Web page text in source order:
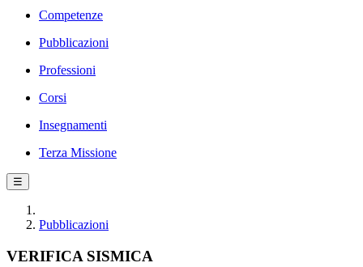
Competenze
Pubblicazioni
Professioni
Corsi
Insegnamenti
Terza Missione
☰
Pubblicazioni
VERIFICA SISMICA